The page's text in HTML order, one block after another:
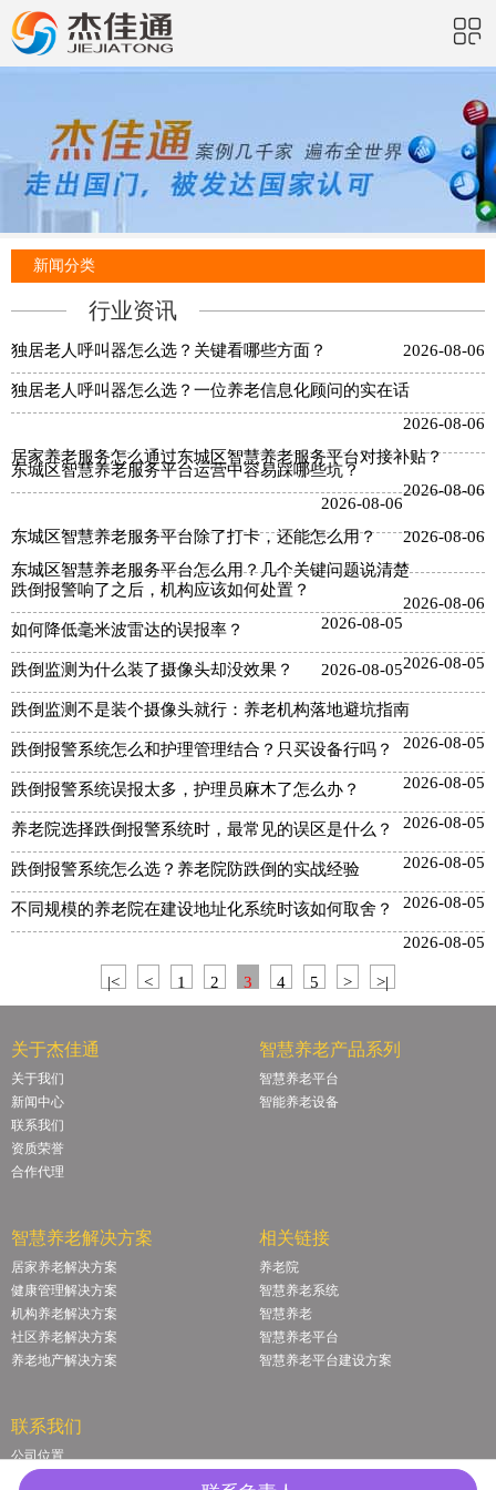
新闻分类
行业资讯
独居老人呼叫器怎么选？关键看哪些方面？ 2026-08-06
独居老人呼叫器怎么选？一位养老信息化顾问的实在话
2026-08-06
居家养老服务怎么通过东城区智慧养老服务平台对接补贴？
2026-08-06
东城区智慧养老服务平台运营中容易踩哪些坑？
2026-08-06
东城区智慧养老服务平台除了打卡，还能怎么用？
2026-08-06
东城区智慧养老服务平台怎么用？几个关键问题说清楚
2026-08-06
跌倒报警响了之后，机构应该如何处置？
2026-08-05
如何降低毫米波雷达的误报率？
2026-08-05
跌倒监测为什么装了摄像头却没效果？ 2026-08-05
跌倒监测不是装个摄像头就行：养老机构落地避坑指南
2026-08-05
跌倒报警系统怎么和护理管理结合？只买设备行吗？
2026-08-05
跌倒报警系统误报太多，护理员麻木了怎么办？
2026-08-05
养老院选择跌倒报警系统时，最常见的误区是什么？
2026-08-05
跌倒报警系统怎么选？养老院防跌倒的实战经验
2026-08-05
不同规模的养老院在建设地址化系统时该如何取舍？
2026-08-05
|< < 1 2 3 4 5 > >|
关于杰佳通
关于我们
新闻中心
联系我们
资质荣誉
合作代理
智慧养老产品系列
智慧养老平台
智能养老设备
智慧养老解决方案
居家养老解决方案
健康管理解决方案
机构养老解决方案
社区养老解决方案
养老地产解决方案
相关链接
养老院
智慧养老系统
智慧养老
智慧养老平台
智慧养老平台建设方案
联系我们
公司位置
联系我们